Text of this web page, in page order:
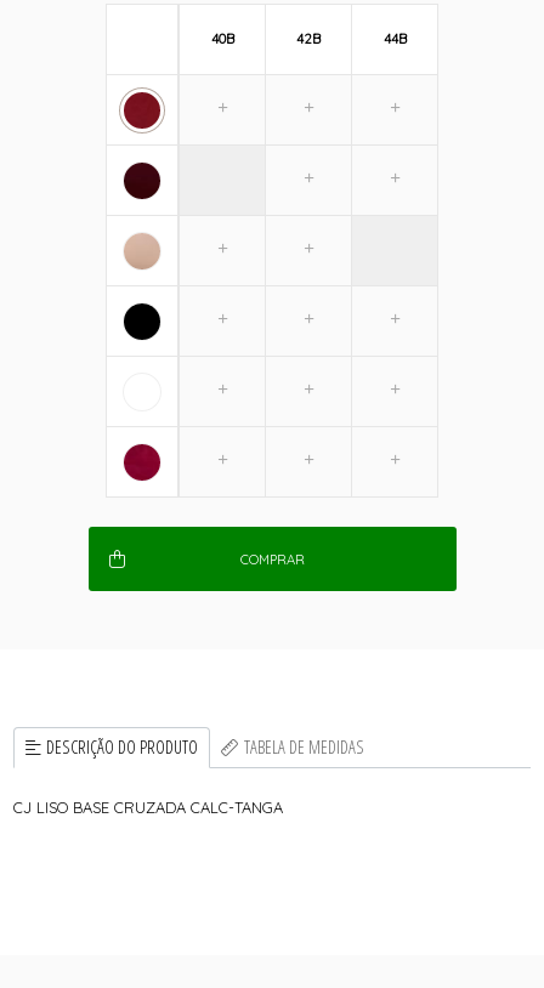
40B 42B 44B
COMPRAR
DESCRIÇÃO DO PRODUTO TABELA DE MEDIDAS
CJ LISO BASE CRUZADA CALC-TANGA